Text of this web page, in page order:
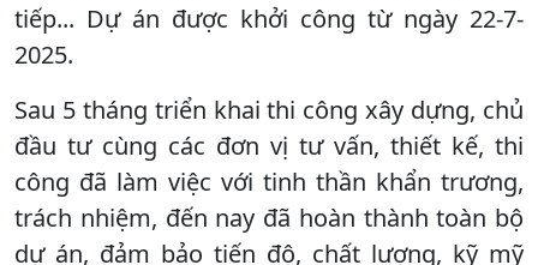
tiếp... Dự án được khởi công từ ngày 22-7-
2025.
Sau 5 tháng triển khai thi công xây dựng, chủ
đầu tư cùng các đơn vị tư vấn, thiết kế, thi
công đã làm việc với tinh thần khẩn trương,
trách nhiệm, đến nay đã hoàn thành toàn bộ
dự án, đảm bảo tiến độ, chất lượng, kỹ mỹ